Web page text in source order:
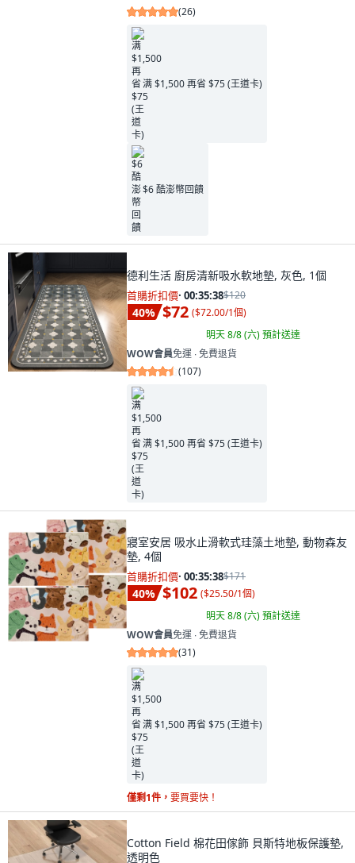
(26)
满 $1,500 再省 $75 (王道卡)
$6 酷澎幣回饋
德利生活 廚房清新吸水軟地墊, 灰色, 1個
首購折扣價· 00:35:37$120
40% $72 ($72.00/1個)
明天 8/8 (六)預計送達
WOW會員免運 ∙ 免費退貨
(107)
满 $1,500 再省 $75 (王道卡)
寢室安居 吸水止滑軟式珪藻土地墊, 動物森友
墊, 4個
首購折扣價· 00:35:37$171
40% $102 ($25.50/1個)
明天 8/8 (六)預計送達
WOW會員免運 ∙ 免費退貨
(31)
满 $1,500 再省 $75 (王道卡)
僅剩1件， 要買要快！
Cotton Field 棉花田傢飾 貝斯特地板保護墊,
透明色